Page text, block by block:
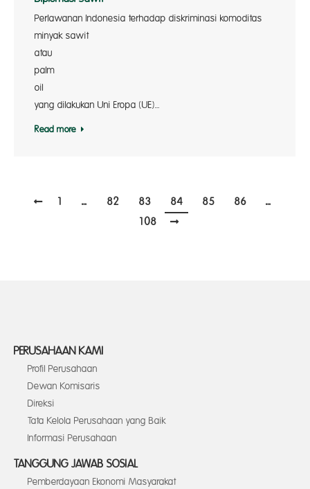
Perlawanan Indonesia terhadap diskriminasi komoditas
minyak sawit
atau
palm
oil
yang dilakukan Uni Eropa (UE)…
Read more
1 … 82 83 84 85 86
…
108
PERUSAHAAN KAMI
Profil Perusahaan
Dewan Komisaris
Direksi
Tata Kelola Perusahaan yang Baik
Informasi Perusahaan
TANGGUNG JAWAB SOSIAL
Pemberdayaan Ekonomi Masyarakat